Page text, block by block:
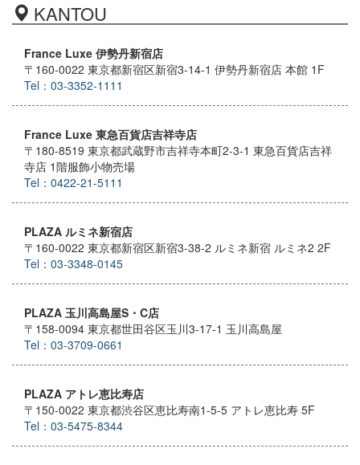
KANTOU
France Luxe 伊勢丹新宿店
〒160-0022 東京都新宿区新宿3-14-1 伊勢丹新宿店 本館 1F
Tel：03-3352-1111
France Luxe 東急百貨店吉祥寺店
〒180-8519 東京都武蔵野市吉祥寺本町2-3-1 東急百貨店吉祥
寺店 1階服飾小物売場
Tel：0422-21-5111
PLAZA ルミネ新宿店
〒160-0022 東京都新宿区新宿3-38-2 ルミネ新宿 ルミネ2 2F
Tel：03-3348-0145
PLAZA 玉川高島屋S・C店
〒158-0094 東京都世田谷区玉川3-17-1 玉川高島屋
Tel：03-3709-0661
PLAZA アトレ恵比寿店
〒150-0022 東京都渋谷区恵比寿南1-5-5 アトレ恵比寿 5F
Tel：03-5475-8344